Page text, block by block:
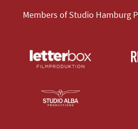
Members of Studio Hamburg